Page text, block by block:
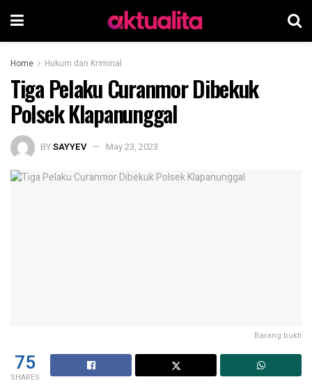
Home Hukum dan Kriminal
Tiga Pelaku Curanmor Dibekuk
Polsek Klapanunggal
BYSAYYEV May 23, 2023
Barang bukti
75
SHARES